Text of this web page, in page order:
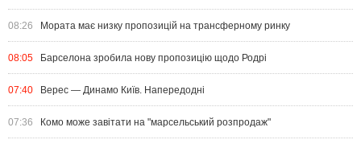
08:26 Мората має низку пропозицій на трансферному ринку
08:05 Барселона зробила нову пропозицію щодо Родрі
07:40 Верес — Динамо Київ. Напередодні
07:36 Комо може завітати на "марсельський розпродаж"